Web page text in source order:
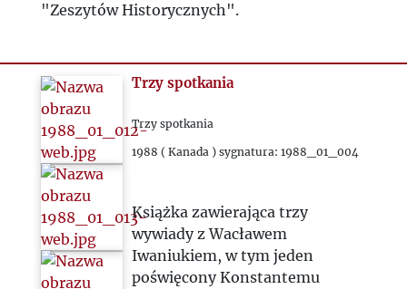
"Zeszytów Historycznych".
Trzy spotkania
Trzy spotkania
1988 ( Kanada ) sygnatura: 1988_01_004
Książka zawierająca trzy
wywiady z Wacławem
Iwaniukiem, w tym jeden
poświęcony Konstantemu